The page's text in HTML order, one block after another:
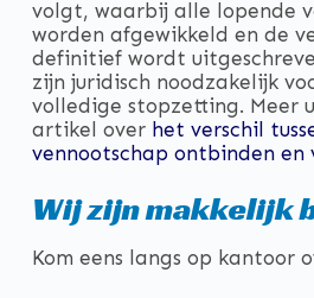
volgt, waarbij alle lopende
worden afgewikkeld en de
definitief wordt
zijn juridisch noodzakelijk
volledige stopzetting. Meer
artikel over het verschil
vennootschap ontbinden en
Wij zijn makkelijk
Kom eens langs op kantoor